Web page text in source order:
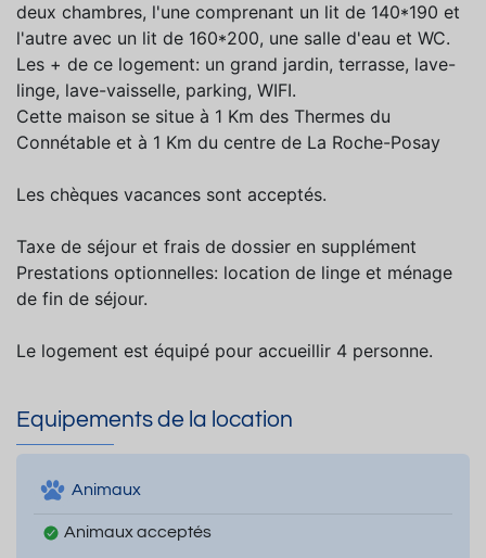
deux chambres, l'une comprenant un lit de 140*190 et
l'autre avec un lit de 160*200, une salle d'eau et WC.
Les + de ce logement: un grand jardin, terrasse, lave-
linge, lave-vaisselle, parking, WIFI.
Cette maison se situe à 1 Km des Thermes du
Connétable et à 1 Km du centre de La Roche-Posay
Les chèques vacances sont acceptés.
Taxe de séjour et frais de dossier en supplément
Prestations optionnelles: location de linge et ménage
de fin de séjour.
Le logement est équipé pour accueillir 4 personne.
Equipements de la location
Animaux
Animaux acceptés